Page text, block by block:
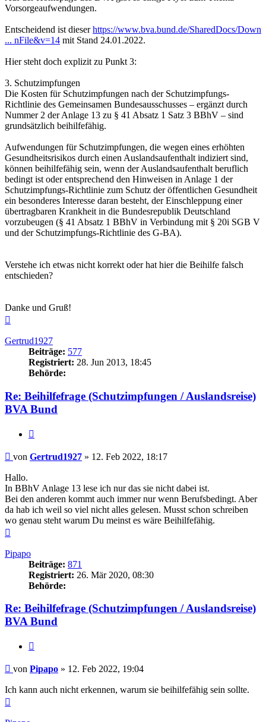
Vorsorgeaufwendungen.
Entscheidend ist dieserhttps://www.bva.bund.de/SharedDocs/Down
... nFile&v=14 mit Stand 24.01.2022.
Hier steht doch explizit zu Punkt 3:
3. Schutzimpfungen
Die Kosten für Schutzimpfungen nach der Schutzimpfungs-
Richtlinie des Gemeinsamen Bundesausschusses – ergänzt durch
Nummer 2 der Anlage 13 zu § 41 Absatz 1 Satz 3 BBhV – sind
grundsätzlich beihilfefähig.
Aufwendungen für Schutzimpfungen, die wegen eines erhöhten
Gesundheitsrisikos durch einen Auslandsaufenthalt indiziert sind,
können beihilfefähig sein, wenn der Auslandsaufenthalt beruflich
bedingt ist oder entsprechend den Hinweisen in Anlage 1 der
Schutzimpfungs-Richtlinie zum Schutz der öffentlichen Gesundheit
ein besonderes Interesse daran besteht, der Einschleppung einer
übertragbaren Krankheit in die Bundesrepublik Deutschland
vorzubeugen (§ 41 Absatz 1 BBhV in Verbindung mit § 20i SGB V
und der Schutzimpfungs-Richtlinie des G-BA).
Verstehe ich etwas nicht korrekt oder hat hier die Beihilfe falsch
entschieden?
Danke und Gruß!
Gertrud1927
Beiträge: 577
Registriert: 28. Jun 2013, 18:45
Behörde:
Re: Beihilfefrage (Schutzimpfungen / Auslandsreise)
BVA Bund
Beitrag
von Gertrud1927 » 12. Feb 2022, 18:17
Hallo.
In BBhV Anlage 13 lese ich nur das sie nicht dabei ist.
Bei den anderen kommt auch immer nur wenn Berufsbedingt. Aber
da hab ich weil so viel nicht alles gelesen. Musst schon schreiben
wo genau steht warum Du meinst es wäre Beihilfefähig.
Pipapo
Beiträge: 871
Registriert: 26. Mär 2020, 08:30
Behörde:
Re: Beihilfefrage (Schutzimpfungen / Auslandsreise)
BVA Bund
Beitrag
von Pipapo » 12. Feb 2022, 19:04
Ich kann auch nicht erkennen, warum sie beihilfefähig sein sollte.